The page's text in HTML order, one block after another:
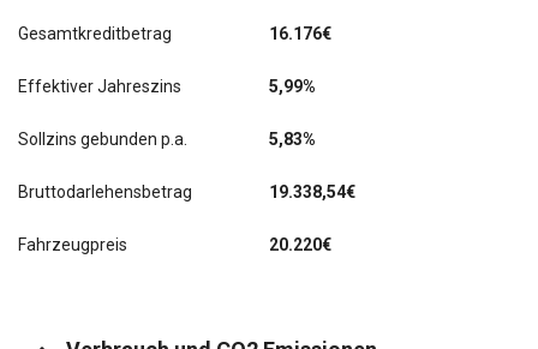
Gesamtkreditbetrag 16.176€
Effektiver Jahreszins 5,99%
Sollzins gebunden p.a. 5,83%
Bruttodarlehensbetrag 19.338,54€
Fahrzeugpreis 20.220€